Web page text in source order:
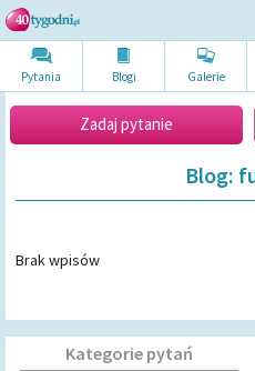
Pytania Blogi Galerie
Zadaj pytanie
Blog:
Brak wpisów
Kategorie pytań